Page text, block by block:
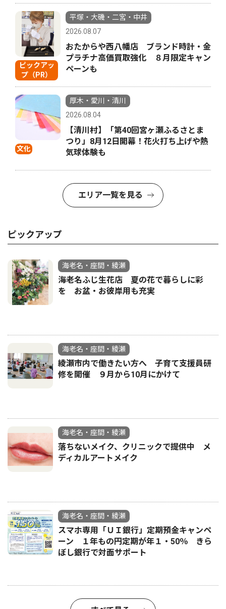
ピックアッ
プ（PR）
平塚・大磯・二宮・中井
2026.08.07
おたからや西八幡店 ブランド時計・金
プラチナ高価買取強化 ８月限定キャン
ペーンも
文化
厚木・愛川・清川
2026.08.04
【清川村】「第40回宮ヶ瀬ふるさとま
つり」8月12日開幕！花火打ち上げや熱
気球体験も
エリア一覧を見る
ピックアップ
海老名・座間・綾瀬
海老名ふじ生花店 夏の花で暮らしに彩
を お盆・お彼岸用も充実
海老名・座間・綾瀬
綾瀬市内で働きたい方へ 子育て支援員研
修を開催 ９月から10月にかけて
海老名・座間・綾瀬
落ちないメイク、クリニックで提供中 メ
ディカルアートメイク
海老名・座間・綾瀬
スマホ専用「ＵＩ銀行」定期預金キャンペ
ーン １年もの円定期が年１・50％ きら
ぼし銀行で対面サポート